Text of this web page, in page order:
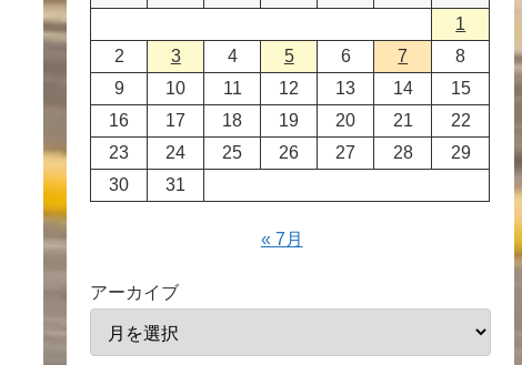
1
2
3 4 5 6 7
8
9
10 11 12 13 14
15
16
17 18 19 20 21
22
23
24 25 26 27 28
29
30
31
« 7月
アーカイブ